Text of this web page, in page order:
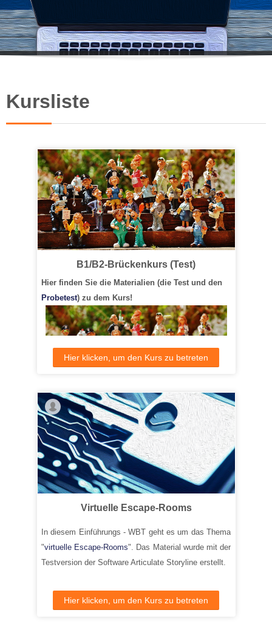
Kursliste
B1/B2-Brückenkurs (Test)
Hier finden Sie die Materialien (die Test und den
Probetest) zu dem Kurs!
Hier klicken, um den Kurs zu betreten
Virtuelle Escape-Rooms
In diesem Einführungs - WBT geht es um das Thema
"virtuelle Escape-Rooms". Das Material wurde mit der
Testversion der Software Articulate Storyline erstellt.
Hier klicken, um den Kurs zu betreten